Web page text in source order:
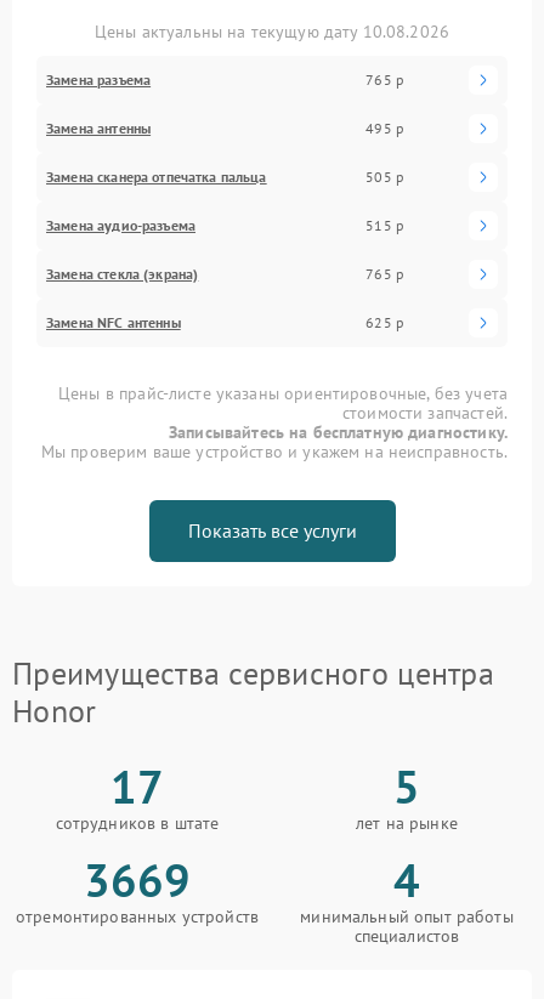
Цены актуальны на текущую дату 10.08.2026
Замена разъема 765 р
Замена антенны 495 р
Замена сканера отпечатка пальца 505 р
Замена аудио-разъема 515 р
Замена стекла (экрана) 765 р
Замена NFC антенны 625 р
Цены в прайс-листе указаны ориентировочные, без учета
стоимости запчастей.
Записывайтесь на бесплатную диагностику.
Мы проверим ваше устройство и укажем на неисправность.
Показать все услуги
Преимущества сервисного центра
Honor
17
сотрудников в штате
5
лет на рынке
3669
отремонтированных устройств
4
минимальный опыт работы
специалистов